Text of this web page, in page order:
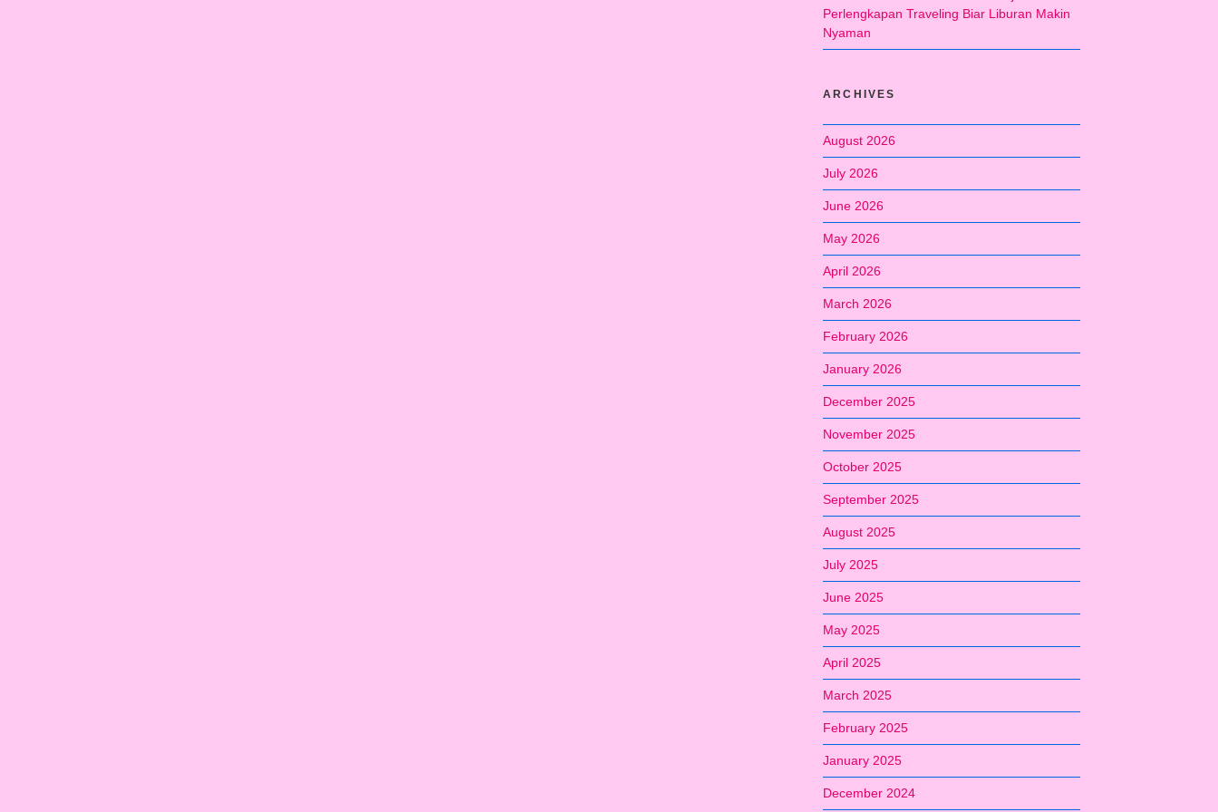
Perlengkapan Traveling Biar Liburan Makin
Nyaman
ARCHIVES
August 2026
July 2026
June 2026
May 2026
April 2026
March 2026
February 2026
January 2026
December 2025
November 2025
October 2025
September 2025
August 2025
July 2025
June 2025
May 2025
April 2025
March 2025
February 2025
January 2025
December 2024